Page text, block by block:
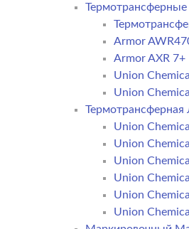
Armor
Armor AXR 7+
Union
Union
Термотрансферная
Union
Union
Union
Union
Union
Union